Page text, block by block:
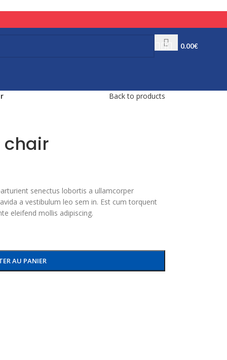
0.00€
Back to products
chair
senectus lobortis a ullamcorper
a vestibulum leo sem in. Est cum torquent
eleifend mollis adipiscing.
AU PANIER